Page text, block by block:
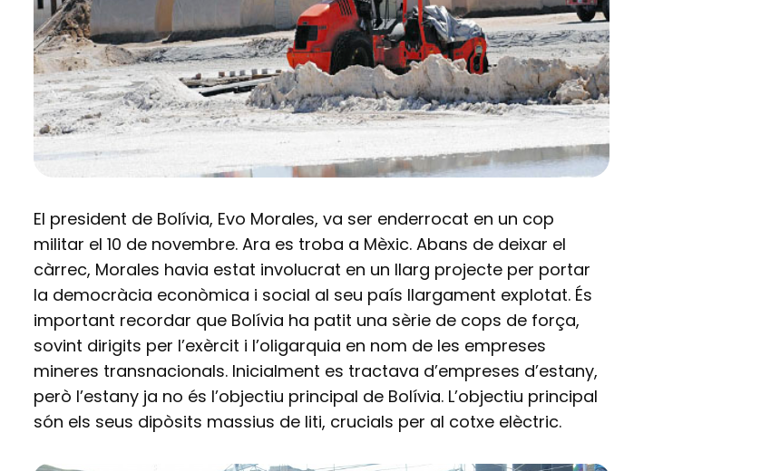
El president de Bolívia, Evo Morales, va ser enderrocat en un cop
militar el 10 de novembre. Ara es troba a Mèxic. Abans de deixar el
càrrec, Morales havia estat involucrat en un llarg projecte per portar
la democràcia econòmica i social al seu país llargament explotat. És
important recordar que Bolívia ha patit una sèrie de cops de força,
sovint dirigits per l’exèrcit i l’oligarquia en nom de les empreses
mineres transnacionals. Inicialment es tractava d’empreses d’estany,
però l’estany ja no és l’objectiu principal de Bolívia. L’objectiu principal
són els seus dipòsits massius de liti, crucials per al cotxe elèctric.